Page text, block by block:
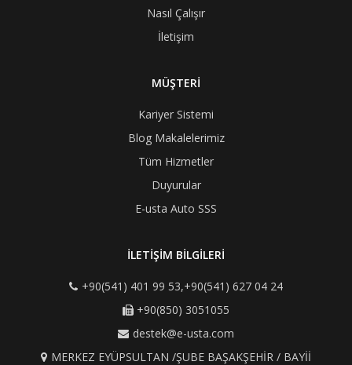
Nasıl Çalışır
İletişim
MÜŞTERİ
Kariyer Sistemi
Blog Makalelerimiz
Tüm Hizmetler
Duyurular
E-usta Auto SSS
İLETİŞİM BİLGİLERİ
+90(541) 401 99 53,+90(541) 627 04 24
+90(850) 3051055
destek@e-usta.com
MERKEZ EYÜPSULTAN /ŞUBE BAŞAKŞEHİR / BAYİİ